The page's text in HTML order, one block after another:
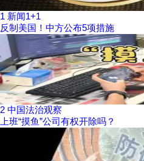
1 新闻1+1
反制美国！中方公布5项措施
2 中国法治观察
上班“摸鱼”公司有权开除吗？